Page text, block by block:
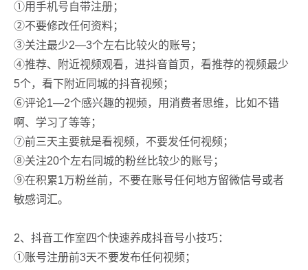
①用手机号自带注册；
②不要修改任何资料；
③关注最少2—3个左右比较火的账号；
④推荐、附近视频观看，进抖音首页，看推荐的视频最少
5个，看下附近同城的抖音视频；
⑥评论1—2个感兴趣的视频，用消费者思维，比如不错
啊、学习了等等；
⑦前三天主要就是看视频，不要发任何视频；
⑧关注20个左右同城的粉丝比较少的账号；
⑨在积累1万粉丝前，不要在账号任何地方留微信号或者
敏感词汇。
2、抖音工作室四个快速养成抖音号小技巧：
①账号注册前3天不要发布任何视频；